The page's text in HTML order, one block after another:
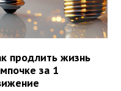
продлить жизнь
за 1